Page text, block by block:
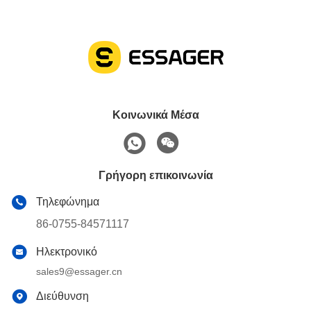
Κοινωνικά Μέσα
Γρήγορη επικοινωνία
Τηλεφώνημα
86-0755-84571117
Ηλεκτρονικό
sales9@essager.cn
Διεύθυνση